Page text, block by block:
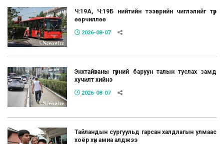
Ч:19А, Ч:19Б нийтийн тээврийн чиглэлийг түр
өөрчиллөө
2026-08-07
Энхтайваны гүүрний баруун талын туслах замд
хучилт хийнэ
2026-08-07
Тайландын сургуульд гарсан халдлагын улмаас
хоёр хүн амиа алджээ